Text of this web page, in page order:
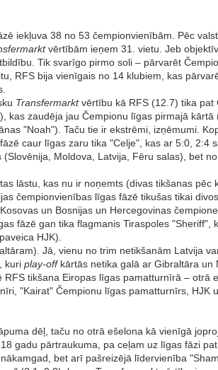
iekļuva 38 no 53 čempionvienībām. Pēc
vērtībām ieņem 31. vietu. Jeb
Tik svarīgo pirmo soli – pārvarēt
RFS bija vienīgais no 14 klubiem, kas
Transfermarktvērtību kā RFS (12.7) tika pat
zaudēja jau Čempionu līgas pirmajā
"Noah"). Taču tie ir ekstrēmi, izņēmumi.
caur līgas zaru tika "Celje", kas ar 5:0, 2:4
Moldova, Latvija, Fēru salas), bet
lāstu, kas nu ir noņemts (divas tikšanas pēc
čempionvienības līgas fāzē tikušas tikai
un Bosnijas un Hercegovinas
fāzē gan tika flagmanis Tiraspoles "Sheriff",
HJK).
Jā, vienu no trim netikšanām Latvija
kuriplay-offkārtās netika galā ar Gibraltāra un
tikšana Eiropas līgas pamatturnīrā – otrā
"Kairat" Čempionu līgas pamatturnīrs, HJK
dēļ, taču no otrā ešelona kā vienīgā
gadu pārtraukuma, pa ceļam uz līgas fāzi
bet arī pašreizējā līdervienība